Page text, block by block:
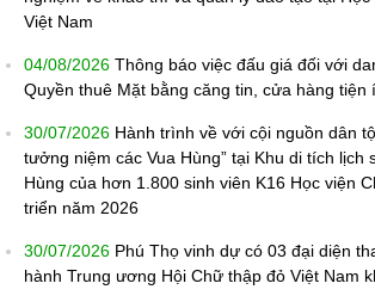
Việt Nam
04/08/2026 Thông báo việc đấu giá đối với
Quyền thuê Mặt bằng căng tin, cửa hàng tiện
30/07/2026 Hành trình về với cội nguồn dân
tưởng niệm các Vua Hùng” tại Khu di tích lịch
Hùng của hơn 1.800 sinh viên K16 Học viện
triển năm 2026
30/07/2026 Phú Thọ vinh dự có 03 đại diện
hành Trung ương Hội Chữ thập đỏ Việt Nam